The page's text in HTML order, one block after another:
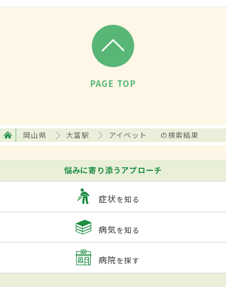
PAGE TOP
岡山県 大富駅 アイペット の検索結果
悩みに寄り添うアプローチ
症状を知る
病気を知る
病院を探す